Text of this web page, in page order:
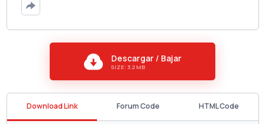
Descargar / Bajar
SIZE: 3.2 MB
Download Link Forum Code HTML Code